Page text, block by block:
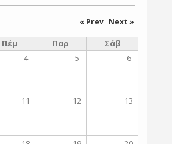
« Prev Next »
Πέμ Παρ
Σάβ
4 5 6
11 12 13